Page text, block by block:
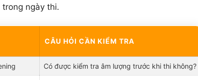
ngày thi.
CÂU HỎI CẦN KIỂM TRA
Có được kiểm tra âm lượng trước khi thi không?